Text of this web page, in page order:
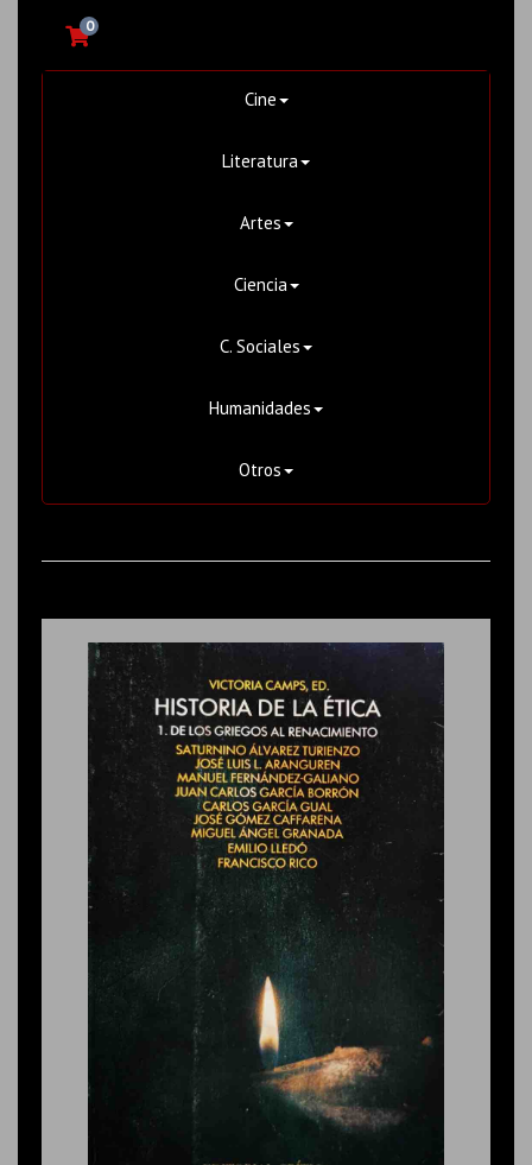
0
Cine
Literatura
Artes
Ciencia
C. Sociales
Humanidades
Otros